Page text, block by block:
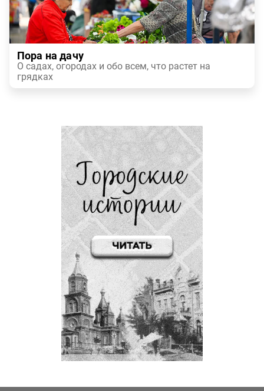
Пора на дачу
О садах, огородах и обо всем, что растет на
грядках